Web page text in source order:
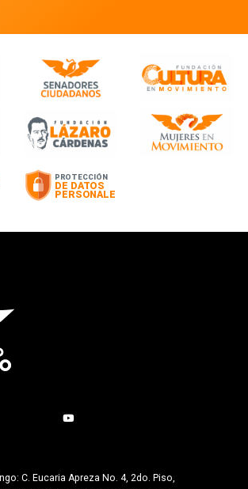
C. Eucaria Apreza No. 4, 2do. Piso,